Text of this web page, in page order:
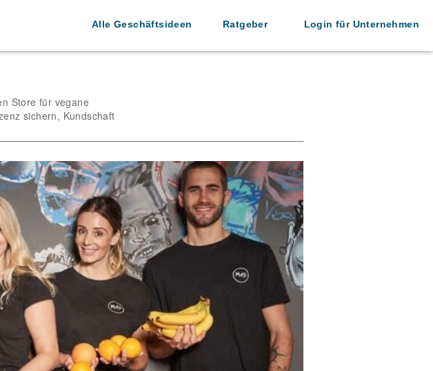
Alle Geschäftsideen Ratgeber Login für Unternehmen
Store für vegane
sichern, Kundschaft